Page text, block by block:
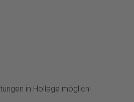
in Hollage möglich!